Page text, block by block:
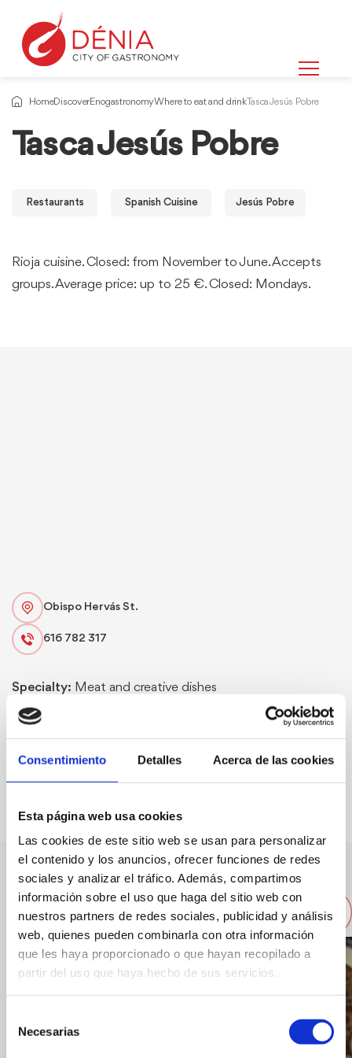
Consentimiento Detalles Acerca de las cookies
Esta página web usa cookies
Las cookies de este sitio web se usan para personalizar
el contenido y los anuncios, ofrecer funciones de redes
sociales y analizar el tráfico. Además, compartimos
información sobre el uso que haga del sitio web con
nuestros partners de redes sociales, publicidad y análisis
web, quienes pueden combinarla con otra información
que les haya proporcionado o que hayan recopilado a
partir del uso que haya hecho de sus servicios.
Necesarias
HomeDiscoverEnogastronomyWhere to eat and drinkTasca Jesús Pobre
Tasca Jesús Pobre
Restaurants Spanish Cuisine Jesús Pobre
Rioja cuisine. Closed: from November to June. Accepts
groups. Average price: up to 25 €. Closed: Mondays.
FAVOURITES
Obispo Hervás St.
616 782 317
Specialty: Meat and creative dishes
Capacity:
Other nearby restaurants